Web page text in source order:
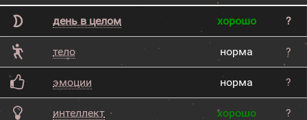
день в целом хорошо ?
тело норма ?
эмоции норма ?
интеллект хорошо ?